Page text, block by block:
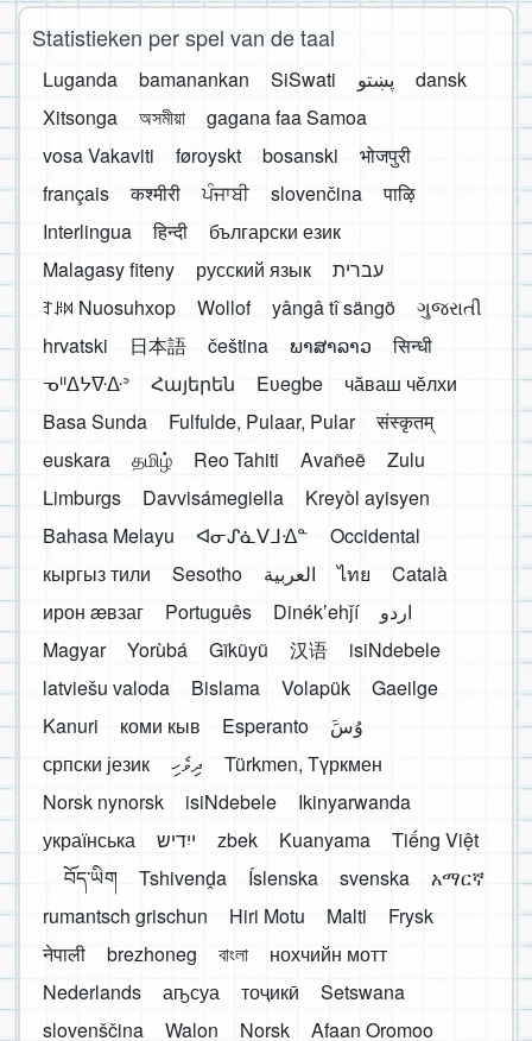
Statistieken per spel van de taal
Luganda bamanankan SiSwati پښتو
dansk
Xitsonga
অসমীয়া
gagana faa Samoa
vosa Vakaviti
føroyskt bosanski
भोजपुरी
français
कश्मीरी ਪੰਜਾਬੀ slovenčina
पाऴि
Interlingua
हिन्दी
български език
Malagasy fiteny
русский язык
עברית
ꆈꌠ꒿ Nuosuhxop
Wollof yângâ tî sängö
ગુજરાતી
hrvatski
日本語 čeština ພາສາລາວ
सिन्धी
ᓀᐦᐃᔭᐍᐏᐣ
Հայերեն Eʋegbe
чӑваш чӗлхи
Basa Sunda
Fulfulde, Pulaar, Pular
संस्कृतम्
euskara
தமிழ் Reo Tahiti Avañeẽ
Zulu
Limburgs
Davvisámegiella
Kreyòl ayisyen
Bahasa Melayu
ᐊᓂᔑᓈᐯᒧᐎᓐ
Occidental
кыргыз тили
Sesotho العربية ไทย
Català
ирон æвзаг
Português Dinékʼehǰí
اردو
Magyar
Yorùbá Gĩkũyũ 汉语
isiNdebele
latviešu valoda
Bislama Volapük
Gaeilge
Kanuri
коми кыв Esperanto
َوُسَ
српски језик
ދިވެހި
Türkmen, Түркмен
Norsk nynorsk
isiNdebele
Ikinyarwanda
українська
ייִדיש zbek Kuanyama
Tiếng Việt
བོད་ཡིག
Tshivenḓa Íslenska svenska
አማርኛ
rumantsch grischun
Hiri Motu Malti
Frysk
नेपाली
brezhoneg বাংলা
нохчийн мотт
Nederlands
аҧсуа тоҷикӣ
Setswana
slovenščina
Walon Norsk
Afaan Oromoo